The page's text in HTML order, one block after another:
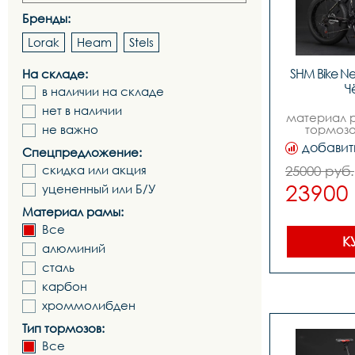
Бренды:
Lorak
Heam Stels
На складе:
в наличии на складе
нет в наличии
не важно
Спецпредложение:
скидка или акция
уцененный или Б/У
Материал рамы:
Все
алюминий
сталь
карбон
хроммолибден
Тип тормозов:
Все
SHM Bike
материал
аналог
аналог
аналог
25000 руб.